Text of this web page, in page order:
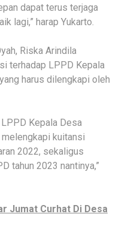
dapat terus terjaga
lagi,” harap Yukarto.
Riska Arindila
terhadap LPPD Kepala
harus dilengkapi oleh
Kepala Desa
kuitansi
2022, sekaligus
tahun 2023 nantinya,”
Jumat Curhat Di Desa